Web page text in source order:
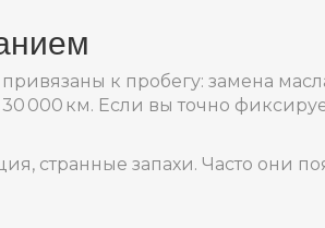
к пробегу: замена
000 км. Если вы точно
странные запахи. Часто они